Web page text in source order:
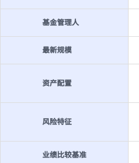
基金管理人
最新规模
资产配置
风险特征
业绩比较基准